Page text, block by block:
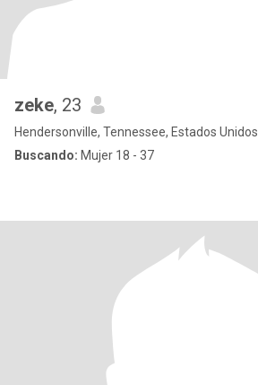
zeke, 23
Hendersonville, Tennessee, Estados Unidos
Buscando: Mujer 18 - 37